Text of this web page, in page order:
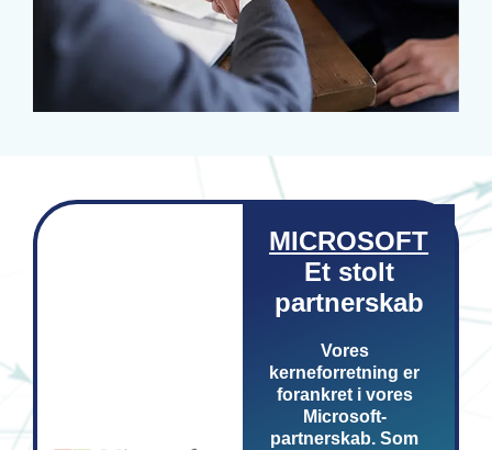
MICROSOFT
Et stolt
partnerskab
Vores
kerneforretning er
forankret i vores
Microsoft-
partnerskab. Som